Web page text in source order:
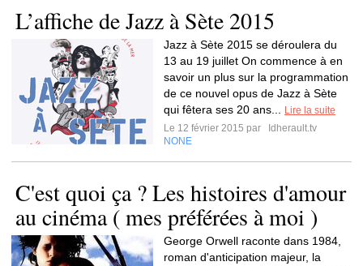
L’affiche de Jazz à Sète 2015
Jazz à Sète 2015 se déroulera du
13 au 19 juillet On commence à en
savoir un plus sur la programmation
de ce nouvel opus de Jazz à Sète
qui fêtera ses 20 ans...
Lire la suite
Le 12 février 2015 par
Idherault.tv
NONE
C'est quoi ça ? Les histoires d'amour
au cinéma ( mes préférées à moi )
George Orwell raconte dans 1984,
roman d'anticipation majeur, la